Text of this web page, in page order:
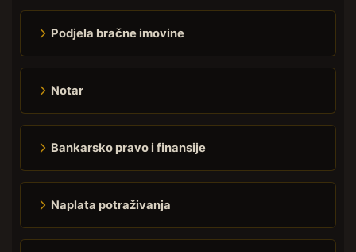
Podjela bračne imovine
Notar
Bankarsko pravo i finansije
Naplata potraživanja